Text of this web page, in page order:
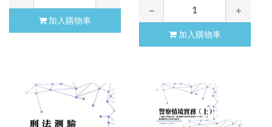
加入購物車
加入購物車